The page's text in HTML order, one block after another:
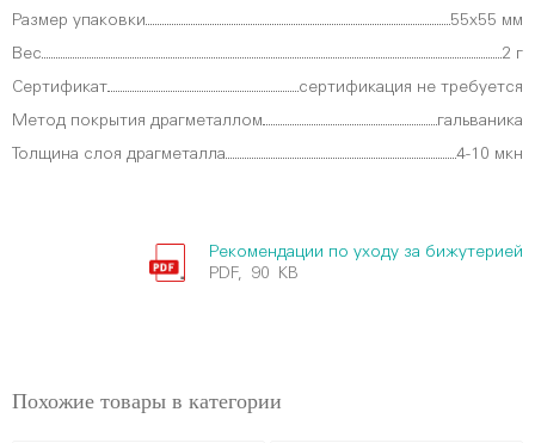
Размер упаковки 55х55 мм
Вес 2 г
Сертификат сертификация не требуется
Метод покрытия драгметаллом гальваника
Толщина слоя драгметалла 4-10 мкн
Рекомендации по уходу за бижутерией
PDF, 90 KB
Похожие товары в категории